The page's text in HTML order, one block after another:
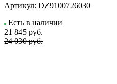
Артикул: DZ9100726030
Есть в наличии
21 845 руб.
24 030 руб.